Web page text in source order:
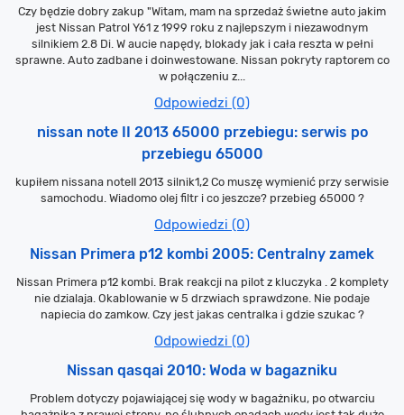
Czy będzie dobry zakup "Witam, mam na sprzedaż świetne auto jakim
jest Nissan Patrol Y61 z 1999 roku z najlepszym i niezawodnym
silnikiem 2.8 Di. W aucie napędy, blokady jak i cała reszta w pełni
sprawne. Auto zadbane i doinwestowane. Nissan pokryty raptorem co
w połączeniu z...
Odpowiedzi (0)
nissan note II 2013 65000 przebiegu: serwis po
przebiegu 65000
kupiłem nissana noteII 2013 silnik1,2 Co muszę wymienić przy serwisie
samochodu. Wiadomo olej filtr i co jeszcze? przebieg 65000 ?
Odpowiedzi (0)
Nissan Primera p12 kombi 2005: Centralny zamek
Nissan Primera p12 kombi. Brak reakcji na pilot z kluczyka . 2 komplety
nie dzialaja. Okablowanie w 5 drzwiach sprawdzone. Nie podaje
napiecia do zamkow. Czy jest jakas centralka i gdzie szukac ?
Odpowiedzi (0)
Nissan qasqai 2010: Woda w bagazniku
Problem dotyczy pojawiającej się wody w bagażniku, po otwarciu